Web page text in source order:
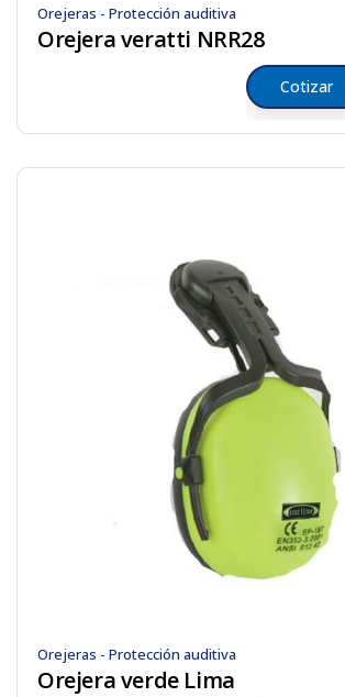
Orejeras - Protección auditiva
Orejera veratti NRR28
Cotizar
Orejeras - Protección auditiva
Orejera verde Lima